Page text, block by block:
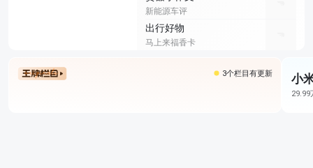
新能源车评
出行好物
马上来福香卡
3个栏目有更新 小
29.99